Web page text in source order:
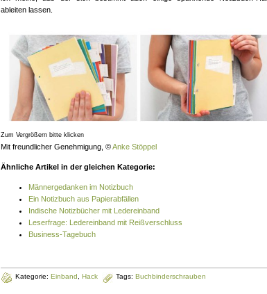
ableiten lassen.
Zum Vergrößern bitte klicken
Mit freundlicher Genehmigung, ©Anke Stöppel
Ähnliche Artikel in der gleichen Kategorie:
Männergedanken im Notizbuch
Ein Notizbuch aus Papierabfällen
Indische Notizbücher mit Ledereinband
Leserfrage: Ledereinband mit Reißverschluss
Business-Tagebuch
Kategorie: Einband Hack Tags: Buchbinderschrauben